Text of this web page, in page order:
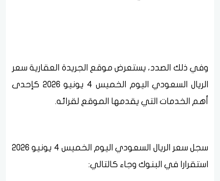
وفي ذلك الصدد، يستعرض موقع الجريدة العقارية سعر
الريال السعودي اليوم الخميس 4 يونيو 2026 كإحدى
أهم الخدمات التي يقدمها الموقع لقرائه.
سجل سعر الريال السعودي اليوم الخميس 4 يونيو 2026
استقرارا في البنوك وجاء كالتالي: